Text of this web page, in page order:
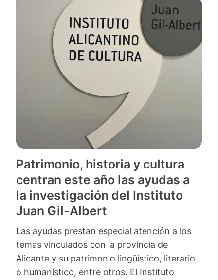
Patrimonio, historia y cultura
centran este año las ayudas a
la investigación del Instituto
Juan Gil-Albert
Las ayudas prestan especial atención a los
temas vinculados con la provincia de
Alicante y su patrimonio lingüístico, literario
o humanístico, entre otros. El Instituto